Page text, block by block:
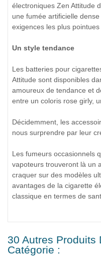
électroniques Zen Attitude
une fumée artificielle
exigences les plus
Un style tendance
Les batteries pour
Attitude sont disponibles
amoureux de tendance et
entre un coloris rose girly,
Décidemment, les
nous surprendre par leur
Les fumeurs occasionnels
vapoteurs trouveront là un
craquer sur des modèles
avantages de la cigarette
classique en termes de
30 Autres Produits
Catégorie :